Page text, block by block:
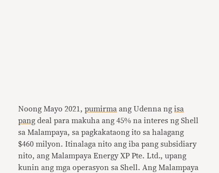
Noong Mayo 2021,pumirma ang Udenna ngisa
pang deal para makuha ang 45% na interes ng Shell
sa Malampaya, sa pagkakataong ito sa halagang
$460 milyon. Itinalaga nito ang iba pang subsidiary
nito, ang Malampaya Energy XP Pte. Ltd., upang
kunin ang mga operasyon sa Shell. Ang Malampaya